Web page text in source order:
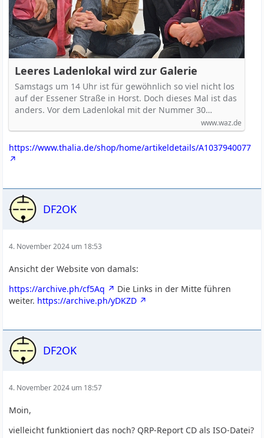
Leeres Ladenlokal wird zur Galerie
Samstags um 14 Uhr ist für gewöhnlich so viel nicht los
auf der Essener Straße in Horst. Doch dieses Mal ist das
anders. Vor dem Ladenlokal mit der Nummer 30…
www.waz.de
https://www.thalia.de/shop/home/artikeldetails/A1037940077
DF2OK
4. November 2024 um 18:53
Ansicht der Website von damals:
https://archive.ph/cf5Aq
Die Links in der Mitte führen
weiter. https://archive.ph/yDKZD
DF2OK
4. November 2024 um 18:57
Moin,
vielleicht funktioniert das noch? QRP-Report CD als ISO-Datei?